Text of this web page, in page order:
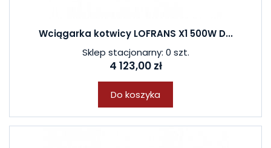
Wciągarka kotwicy LOFRANS X1 500W D...
Sklep stacjonarny: 0 szt.
4 123,00 zł
Do koszyka